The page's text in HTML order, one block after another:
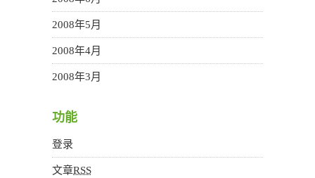
2008年5月
2008年4月
2008年3月
功能
登录
文章RSS